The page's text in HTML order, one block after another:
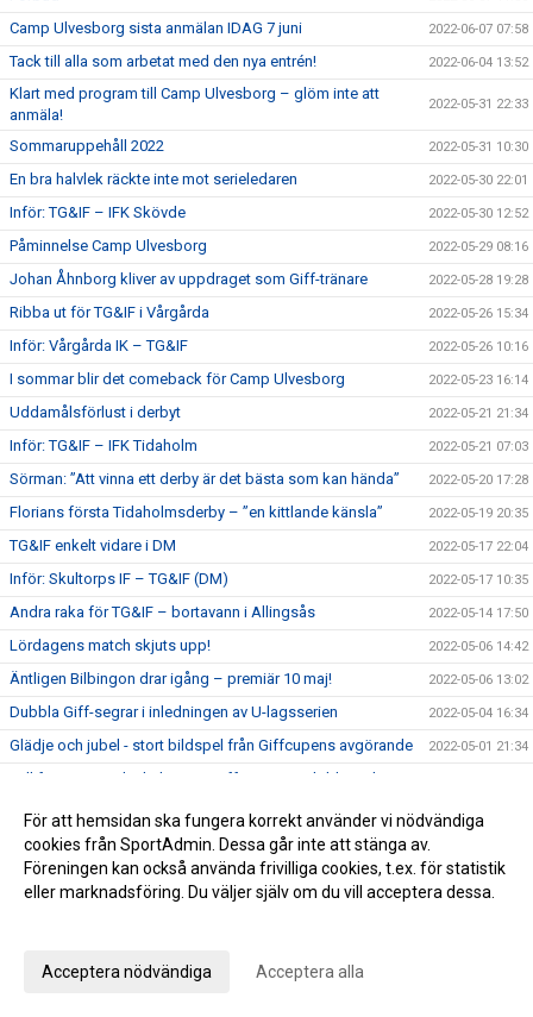
Camp Ulvesborg sista anmälan IDAG 7 juni 2022-06-07 07:58
Tack till alla som arbetat med den nya entrén! 2022-06-04 13:52
Klart med program till Camp Ulvesborg – glöm inte att
anmäla!
2022-05-31 22:33
Sommaruppehåll 2022 2022-05-31 10:30
En bra halvlek räckte inte mot serieledaren 2022-05-30 22:01
Inför: TG&IF – IFK Skövde 2022-05-30 12:52
Påminnelse Camp Ulvesborg 2022-05-29 08:16
Johan Åhnborg kliver av uppdraget som Giff-tränare 2022-05-28 19:28
Ribba ut för TG&IF i Vårgårda 2022-05-26 15:34
Inför: Vårgårda IK – TG&IF 2022-05-26 10:16
I sommar blir det comeback för Camp Ulvesborg 2022-05-23 16:14
Uddamålsförlust i derbyt 2022-05-21 21:34
Inför: TG&IF – IFK Tidaholm 2022-05-21 07:03
Sörman: ”Att vinna ett derby är det bästa som kan hända” 2022-05-20 17:28
Florians första Tidaholmsderby – ”en kittlande känsla” 2022-05-19 20:35
TG&IF enkelt vidare i DM 2022-05-17 22:04
Inför: Skultorps IF – TG&IF (DM) 2022-05-17 10:35
Andra raka för TG&IF – bortavann i Allingsås 2022-05-14 17:50
Lördagens match skjuts upp! 2022-05-06 14:42
Äntligen Bilbingon drar igång – premiär 10 maj! 2022-05-06 13:02
Dubbla Giff-segrar i inledningen av U-lagsserien 2022-05-04 16:34
Glädje och jubel - stort bildspel från Giffcupens avgörande 2022-05-01 21:34
Full fart även andra helgen av Giffcupen - se bilderna här!
Första matchen på Ulvesborg – årets första trepoängare 2022-04-29 21:44
Inför: TG&IF – Åsarp-Trädet FK 2022-04-29 10:02
Hemmapremiär på riktigt – Åsarp-Trädet kommer till
Ulvesborg
2022-04-24 15:56
Inför: Alingsås IF – TG&IF
För att hemsidan ska fungera korrekt använder vi nödvändiga
cookies från SportAdmin. Dessa går inte att stänga av.
Föreningen kan också använda frivilliga cookies, t.ex. för statistik
eller marknadsföring. Du väljer själv om du vill acceptera dessa.
Acceptera nödvändiga Acceptera alla